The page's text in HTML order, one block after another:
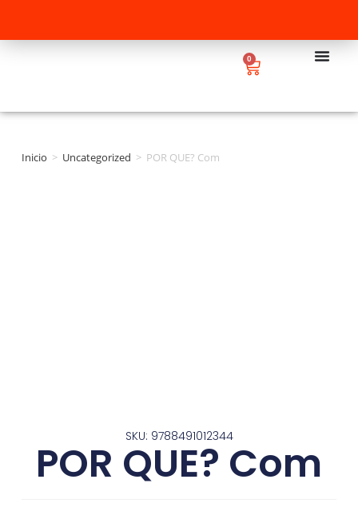
0
Inicio > Uncategorized > POR QUE? Com
SKU: 9788491012344
POR QUE? Com